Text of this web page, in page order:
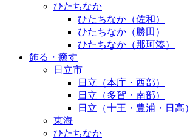
ひたちなか
ひたちなか（佐和）
ひたちなか（勝田）
ひたちなか（那珂湊）
飾る・癒す
日立市
日立（本庁・西部）
日立（多賀・南部）
日立（十王・豊浦・日高）
東海
ひたちなか